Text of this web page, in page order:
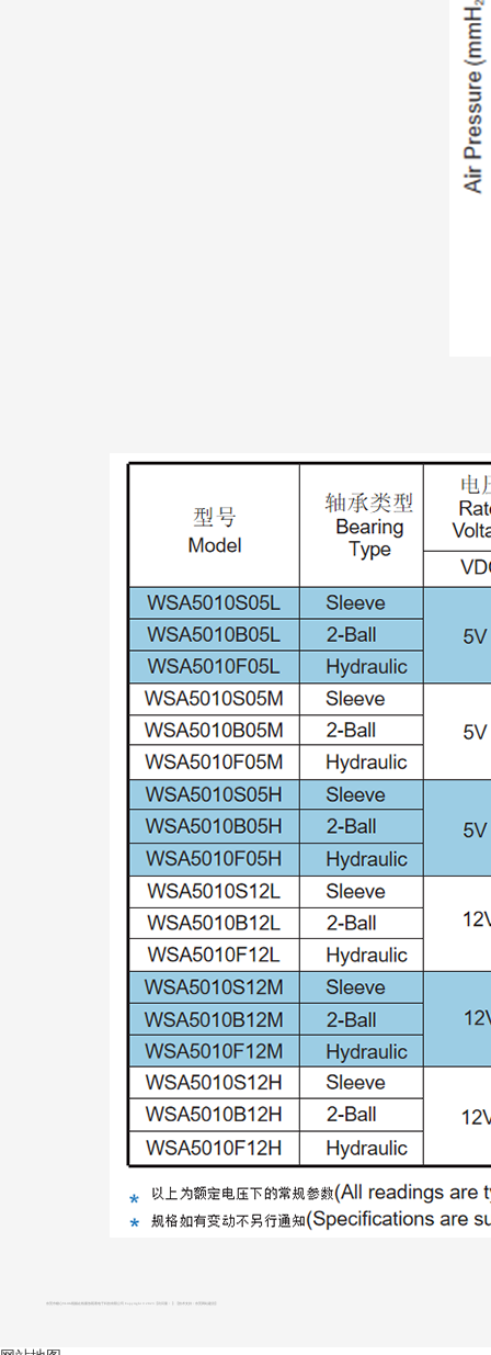
东莞市糖心VLOG视频在线播放观看电子科技有限公司 Copyright © 2023 【访问量： 【技术支持： 东莞网站建设